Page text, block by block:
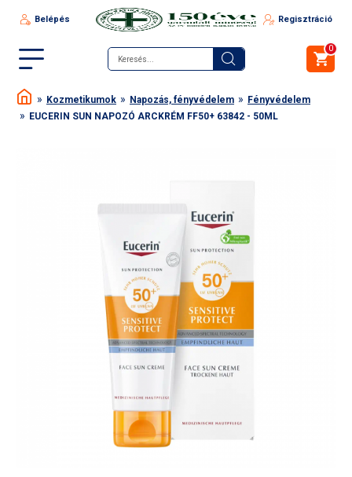
Belépés Regisztráció
0
Kozmetikumok Napozás, fényvédelem
Fényvédelem
EUCERIN SUN NAPOZÓ ARCKRÉM FF50+ 63842 - 50ML